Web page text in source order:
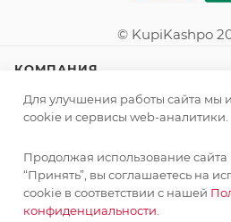
© KupiKashpo
КОМПАНИЯ
ИНФОРМАЦИЯ
ПОМОЩЬ
Для улучшения работы сайта мы
cookie и сервисы web-аналитики.
Продолжая использование
“Принять”, вы соглашаетесь на
cookie в соответствии с нашей
конфиденциальности.